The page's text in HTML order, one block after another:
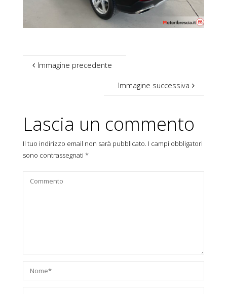
Immagine precedente
Immagine successiva
Lascia un commento
Il tuo indirizzo email non sarà pubblicato. I campi obbligatori
sono contrassegnati *